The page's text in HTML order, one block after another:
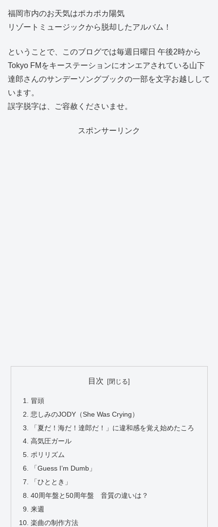
福岡市内のお天気はポカポカ陽気
リゾートミュージックから脱却したアルバム！
ということで、このブログでは毎週日曜日 午後2時から
Tokyo FMをキーステーションにオンエアされている山下
達郎さんのサンデーソングブックの一部を文字お越しして
います。
誤字脱字は、ご容赦くださいませ。
スポンサーリンク
目次
冒頭
悲しみのJODY（She Was Crying）
「夏だ！海だ！達郎だ！」に違和感を覚え始めたころ
高気圧ガール
ポリリズム
「Guess I’m Dumb」
「ひととき」
40周年盤と50周年盤 音質の違いは？
来週
楽曲の制作方法